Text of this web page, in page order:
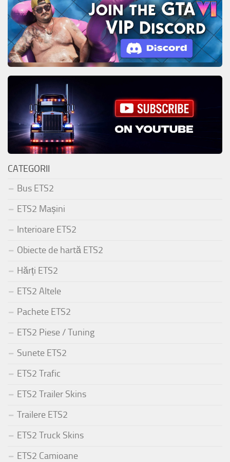
CATEGORII
Bus ETS2
ETS2 Mașini
Interioare ETS2
Obiecte de hartă ETS2
Hărți ETS2
ETS2 Altele
Pachete ETS2
ETS2 Piese / Tuning
Sunete ETS2
ETS2 Trafic
ETS2 Trailer Skins
Trailere ETS2
ETS2 Truck Skins
ETS2 Camioane